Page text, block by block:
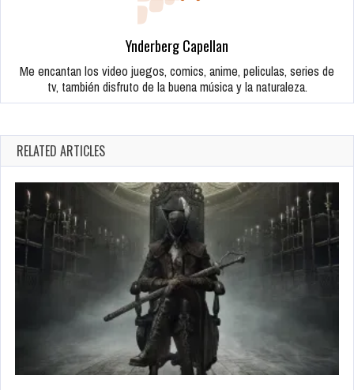
Ynderberg Capellan
Me encantan los video juegos, comics, anime, peliculas, series de
tv, también disfruto de la buena música y la naturaleza.
RELATED ARTICLES